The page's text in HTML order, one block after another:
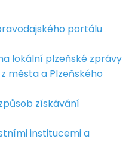
portálu
lokální plzeňské zprávy
města a Plzeňského
získávání
institucemi a